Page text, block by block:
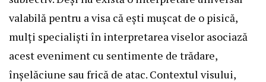
valabilă pentru a visa că ești mușcat de o pisică,
mulți specialiști în interpretarea viselor asociază
acest eveniment cu sentimente de trădare,
înșelăciune sau frică de atac. Contextul visului,